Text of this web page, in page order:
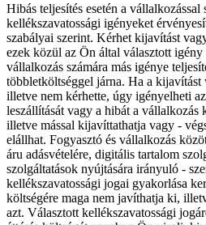
Hibás teljesítés esetén a vállalkozással
kellékszavatossági igényeket
szabályai szerint. Kérhet kijavítást
ezek közül az Ön által választott igény
vállalkozás számára más igénye
többletköltséggel járna. Ha a kijavítást
illetve nem kérhette, úgy igényelheti
leszállítását vagy a hibát a vállalkozás
illetve mással kijavíttathatja vagy -
elállhat. Fogyasztó és vállalkozás
áru adásvételére, digitális tartalom
szolgáltatások nyújtására irányuló -
kellékszavatossági jogai gyakorlása
költségére maga nem javíthatja ki,
azt. Választott kellékszavatossági